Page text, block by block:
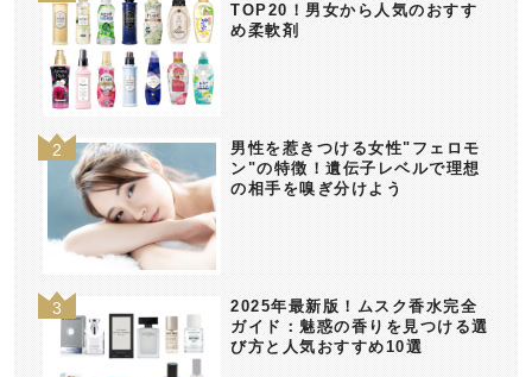
TOP20！男女から人気のおすす
め柔軟剤
男性を惹きつける女性"フェロモ
ン"の特徴！遺伝子レベルで理想
の相手を嗅ぎ分けよう
2025年最新版！ムスク香水完全
ガイド：魅惑の香りを見つける選
び方と人気おすすめ10選